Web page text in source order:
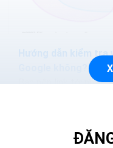
Hướng dẫn kiểm tra
Bạn nên link tới